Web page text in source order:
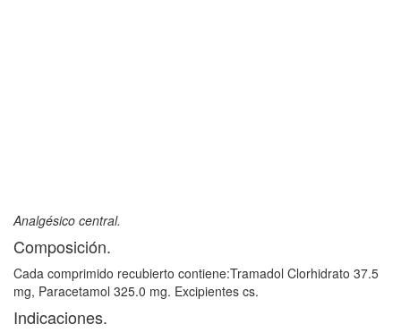
Analgésico central.
Composición.
Cada comprimido recubierto contiene:Tramadol Clorhidrato 37.5
mg, Paracetamol 325.0 mg. Excipientes cs.
Indicaciones.